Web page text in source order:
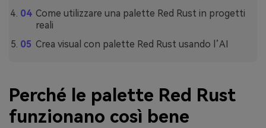
Come utilizzare una palette Red Rust in progetti
reali
Crea visual con palette Red Rust usando l’AI
Perché le palette Red Rust
funzionano così bene